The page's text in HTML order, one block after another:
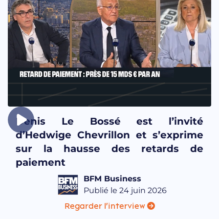
Denis Le Bossé est l’invité
d’Hedwige Chevrillon et s’exprime
sur la hausse des retards de
paiement
BFM Business
Publié le 24 juin 2026
Regarder l'interview